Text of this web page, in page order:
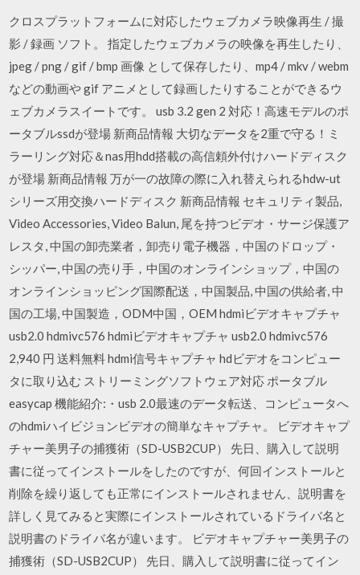
クロスプラットフォームに対応したウェブカメラ映像再生 / 撮
影 / 録画 ソフト。 指定したウェブカメラの映像を再生したり、
jpeg / png / gif / bmp 画像 として保存したり、mp4 / mkv / webm
などの動画や gif アニメとして録画したりすることができるウ
ェブカメラスイートです。 usb 3.2 gen 2 対応！高速モデルのポ
ータブルssdが登場 新商品情報 大切なデータを2重で守る！ミ
ラーリング対応＆nas用hdd搭載の高信頼外付けハードディスク
が登場 新商品情報 万が一の故障の際に入れ替えられるhdw-ut
シリーズ用交換ハードディスク 新商品情報 セキュリティ製品,
Video Accessories, Video Balun, 尾を持つビデオ・サージ保護ア
レスタ, 中国の卸売業者，卸売り電子機器，中国のドロップ・
シッパー, 中国の売り手，中国のオンラインショップ，中国の
オンラインショッピング国際配送，中国製品, 中国の供給者, 中
国の工場, 中国製造，ODM中国，OEM hdmiビデオキャプチャ
usb2.0 hdmivc576 hdmiビデオキャプチャ usb2.0 hdmivc576
2,940 円 送料無料 hdmi信号キャプチャ hdビデオをコンピュー
タに取り込む ストリーミングソフトウェア対応 ポータブル
easycap 機能紹介:・usb 2.0最速のデータ転送、コンピュータへ
のhdmiハイビジョンビデオの簡単なキャプチャ。 ビデオキャプ
チャー美男子の捕獲術（SD-USB2CUP） 先日、購入して説明
書に従ってインストールをしたのですが、何回インストールと
削除を繰り返しても正常にインストールされません、説明書を
詳しく見てみると実際にインストールされているドライバ名と
説明書のドライバ名が違います。 ビデオキャプチャー美男子の
捕獲術（SD-USB2CUP） 先日、購入して説明書に従ってイン